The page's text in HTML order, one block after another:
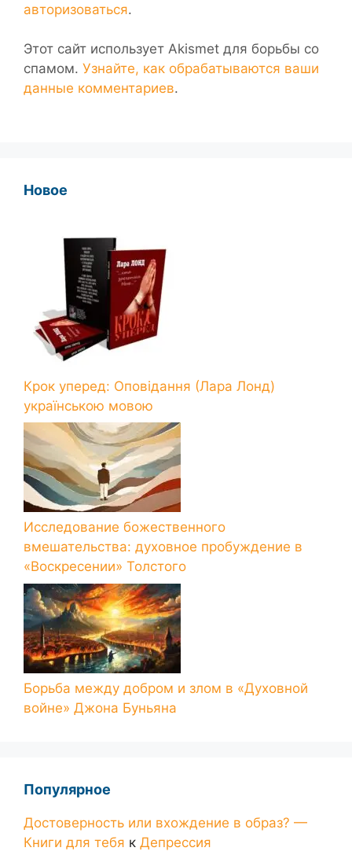
авторизоваться.
Этот сайт использует Akismet для борьбы со
спамом. Узнайте, как обрабатываются ваши
данные комментариев.
Новое
Крок уперед: Оповідання (Лара Лонд)
українською мовою
Исследование божественного
вмешательства: духовное пробуждение в
«Воскресении» Толстого
Борьба между добром и злом в «Духовной
войне» Джона Буньяна
Популярное
Достоверность или вхождение в образ? —
Книги для тебя к Депрессия